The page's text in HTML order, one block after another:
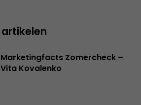
Marketingfacts Zomercheck –
Vita Kovalenko